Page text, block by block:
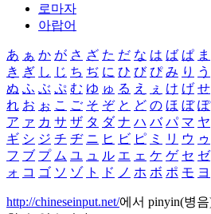
로마자
아랍어
あ ぁ か が さ ざ た だ な は ば ぱ ま
き ぎ し じ ち ぢ に ひ び ぴ み り う
ぬ ふ ぶ ぷ む ゆ ゅ る え ぇ け げ せ
れ お ぉ こ ご そ ぞ と ど の ほ ぼ ぽ
ア ァ カ サ ザ タ ダ ナ ハ バ パ マ ヤ
ギ シ ジ チ ヂ ニ ヒ ビ ピ ミ リ ウ ゥ
フ ブ プ ム ユ ュ ル エ ェ ケ ゲ セ ゼ
ォ コ ゴ ソ ゾ ト ド ノ ホ ボ ポ モ ヨ
http://chineseinput.net/에서 pinyin(병